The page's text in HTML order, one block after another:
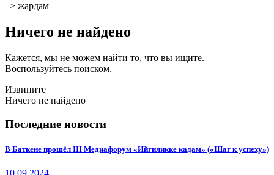
> жардам
Ничего не найдено
Кажется, мы не можем найти то, что вы ищите.
Воспользуйтесь поиском.
Извините
Ничего не найдено
Последние новости
В Баткене прошёл III Медиафорум «Ийгиликке кадам» («Шаг к успеху»)
10.09.2024